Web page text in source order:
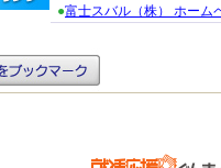
●富士スバル（株） ホーム